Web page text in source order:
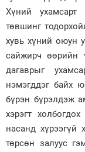
Зурхай
Хүний ухамсарт
төвшинг
хувь хүний оюун
сайжирч өөрийн
дагаврыг
нэмэгддэг байх
бүрэн бүрэлдэж
хэрэгт
насанд хүрээгүй
төрсөн залуус